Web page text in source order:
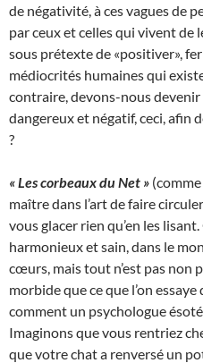
de négativité, à ces vagues de
par ceux et celles qui vivent de
sous prétexte de «positiver»,
médiocrités humaines qui
contraire, devons-nous
dangereux et négatif, ceci, afin
?
« Les corbeaux du Net »
maître dans l’art de faire
vous glacer rien qu’en les
harmonieux et sain, dans le
cœurs, mais tout n’est pas non
morbide que ce que l’on
comment un psychologue
Imaginons que vous rentriez
que votre chat a renversé un